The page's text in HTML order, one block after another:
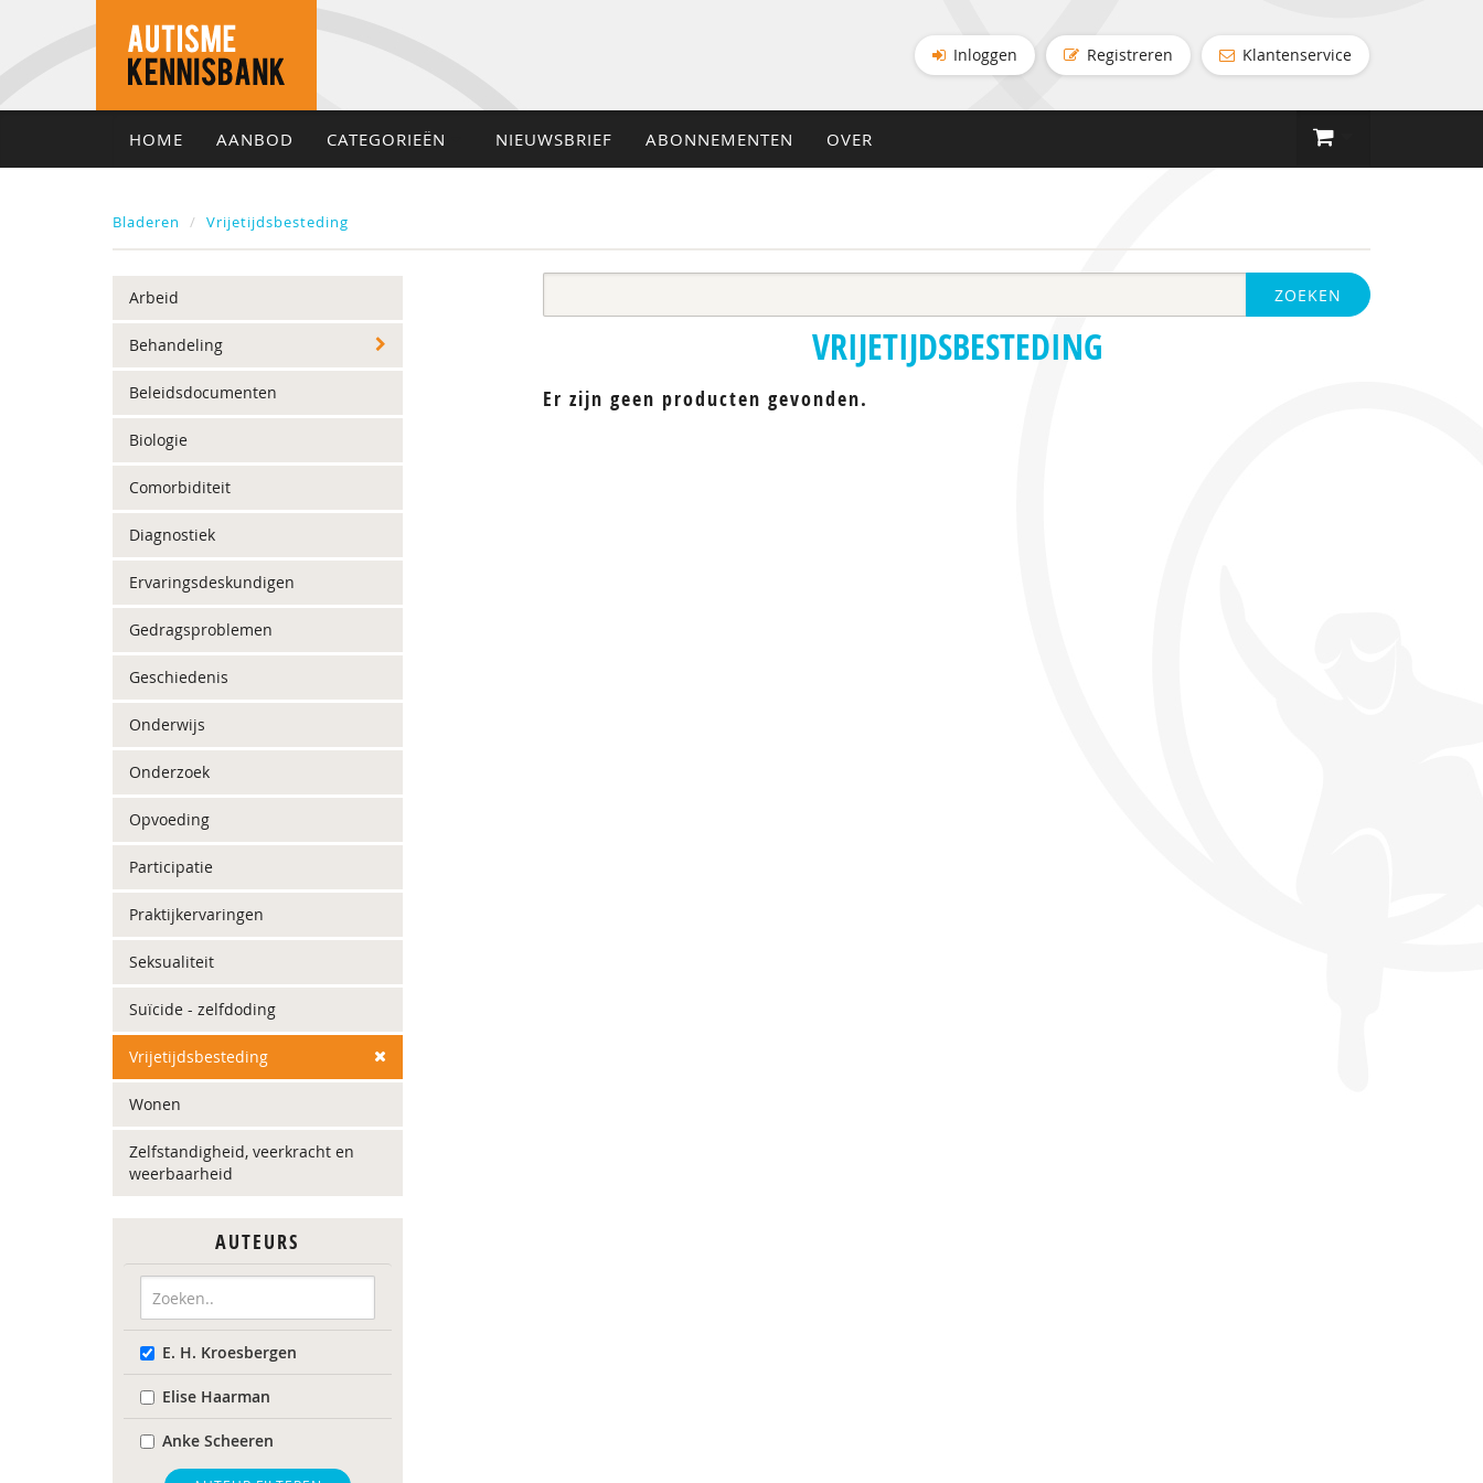
Inloggen Registreren Klantenservice
HOME AANBOD CATEGORIEËN NIEUWSBRIEF ABONNEMENTEN OVER
Bladeren Vrijetijdsbesteding
Arbeid
Behandeling
Beleidsdocumenten
Biologie
Comorbiditeit
Diagnostiek
Ervaringsdeskundigen
Gedragsproblemen
Geschiedenis
Onderwijs
Onderzoek
Opvoeding
Participatie
Praktijkervaringen
Seksualiteit
Suïcide - zelfdoding
Vrijetijdsbesteding
Wonen
Zelfstandigheid, veerkracht en
weerbaarheid
AUTEURS
E. H. Kroesbergen
Elise Haarman
Anke Scheeren
ZOEKEN
VRIJETIJDSBESTEDING
Er zijn geen producten gevonden.